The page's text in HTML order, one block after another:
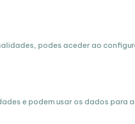
podes aceder ao
e podem usar os dados para